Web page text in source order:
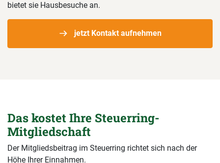
bietet sie Hausbesuche an.
jetzt Kontakt aufnehmen
Das kostet Ihre Steuerring-
Mitgliedschaft
Der Mitgliedsbeitrag im Steuerring richtet sich nach der
Höhe Ihrer Einnahmen.